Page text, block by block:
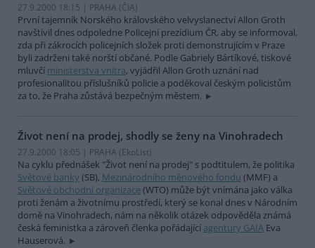
27.9.2000 18:15 | PRAHA (ČIA)
První tajemník Norského královského velvyslanectví Allon Groth
navštívil dnes odpoledne Policejní prezídium ČR, aby se informoval,
zda při zákrocích policejních složek proti demonstrujícím v Praze
byli zadrženi také norští občané. Podle Gabriely Bártíkové, tiskové
mluvčí ministerstva vnitra, vyjádřil Allon Groth uznání nad
profesionalitou příslušníků policie a poděkoval českým policistům
za to, že Praha zůstává bezpečným městem.
Život není na prodej, shodly se ženy na Vinohradech
27.9.2000 18:05 | PRAHA (EkoList)
Na cyklu přednášek "Život není na prodej" s podtitulem, že politika
Světové banky (SB), Mezinárodního měnového fondu (MMF) a
Světové obchodní organizace(WTO) může být vnímána jako válka
proti ženám a životnímu prostředí, který se konal dnes v Národním
domě na Vinohradech, nám na několik otázek odpověděla známá
česká feministka a zároveň členka pořádající agentury GAIA Eva
Hauserová.